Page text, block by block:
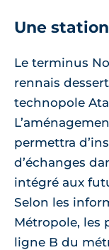
Une
Le terminus
rennais
technopole
permettra
d’échanges
intégré aux
Selon les
Métropole, les
ligne B du